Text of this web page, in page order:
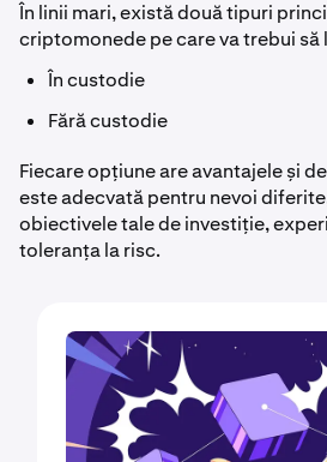
În linii mari, există două tipuri
criptomonede pe care va trebui să
În custodie
Fără custodie
Fiecare opțiune are avantajele și
este adecvată pentru nevoi
obiectivele tale de investiție,
toleranța la risc.